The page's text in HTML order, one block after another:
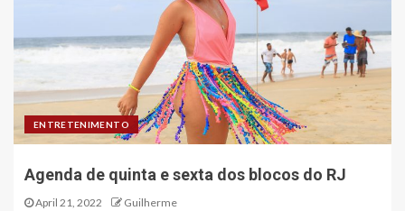
ENTRETENIMENTO
Agenda de quinta e sexta dos blocos do RJ
April 21, 2022 Guilherme